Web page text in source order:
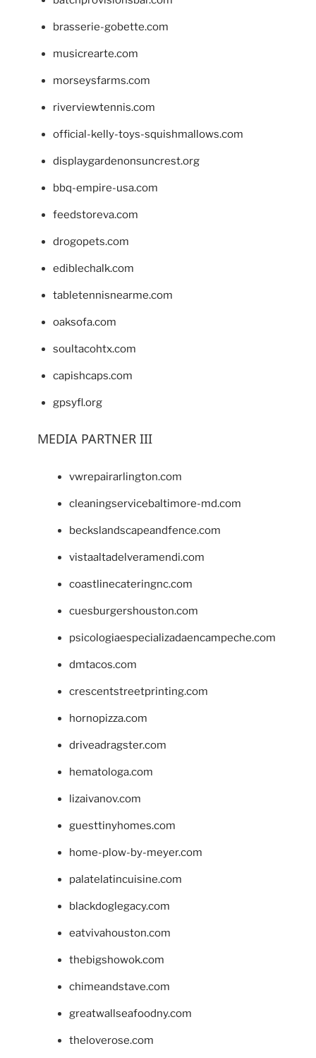
brasserie-gobette.com
musicrearte.com
morseysfarms.com
riverviewtennis.com
official-kelly-toys-squishmallows.com
displaygardenonsuncrest.org
bbq-empire-usa.com
feedstoreva.com
drogopets.com
ediblechalk.com
tabletennisnearme.com
oaksofa.com
soultacohtx.com
capishcaps.com
gpsyfl.org
MEDIA PARTNER III
vwrepairarlington.com
cleaningservicebaltimore-md.com
beckslandscapeandfence.com
vistaaltadelveramendi.com
coastlinecateringnc.com
cuesburgershouston.com
psicologiaespecializadaencampeche.com
dmtacos.com
crescentstreetprinting.com
hornopizza.com
driveadragster.com
hematologa.com
lizaivanov.com
guesttinyhomes.com
home-plow-by-meyer.com
palatelatincuisine.com
blackdoglegacy.com
eatvivahouston.com
thebigshowok.com
chimeandstave.com
greatwallseafoodny.com
theloverose.com